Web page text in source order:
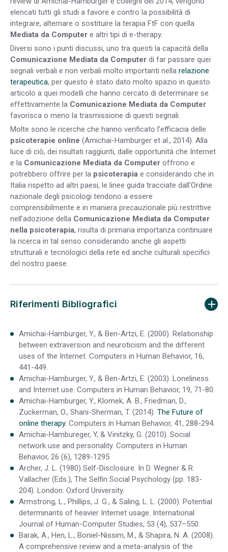
elencati tutti gli studi a favore e contro la possibilità di
integrare, alternare o sostituire la terapia FtF con quella
Mediata da Computer e altri tipi di e-therapy.
Diversi sono i punti discussi, uno tra questi la capacità della
Comunicazione Mediata da Computer di far passare quei
segnali verbali e non verbali molto importanti nella relazione
terapeutica, per questo è stato dato molto spazio in questo
articolo a quei modelli che hanno cercato di determinare se
effettivamente la Comunicazione Mediata da Computer
favorisca o meno la trasmissione di questi segnali.
Molte sono le ricerche che hanno verificato l’efficacia delle
psicoterapie online (Amichai-Hamburger et al., 2014). Alla
luce di ciò, dei risultati raggiunti, dalle opportunità che Internet
e la Comunicazione Mediata da Computer offrono e
potrebbero offrire per la psicoterapia e considerando che in
Italia rispetto ad altri paesi, le linee guida tracciate dall’Ordine
nazionale degli psicologi tendono a essere
comprensibilmente e in maniera precauzionale più restrittive
nell’adozione della Comunicazione Mediata da Computer
nella psicoterapia, risulta di primaria importanza continuare
la ricerca in tal senso considerando anche gli aspetti
strutturali e tecnologici della rete ed anche culturali specifici
del nostro paese.
Riferimenti Bibliografici
Amichai-Hamburger, Y., & Ben-Artzi, E. (2000). Relationship
between extraversion and neuroticism and the different
uses of the Internet. Computers in Human Behavior, 16,
441-449.
Amichai-Hamburger, Y., & Ben-Artzi, E. (2003). Loneliness
and Internet use. Computers in Human Behavior, 19, 71-80.
Amichai-Hamburger, Y., Klomek, A. B., Friedman, D.,
Zuckerman, O., Shani-Sherman, T. (2014). The Future of
online therapy. Computers in Human Behavior, 41, 288-294.
Amichai-Hambureger, Y, & Vinitzky, G. (2010). Social
network use and personality. Computers in Human
Behavior, 26 (6), 1289-1295
Archer, J. L. (1980) Self-Disclosure. In D. Wegner & R.
Vallacher (Eds.), The Selfin Social Psychology (pp. 183-
204). London: Oxford University.
Armstrong, L., Phillips, J. G., & Saling, L. L. (2000). Potential
determinants of heavier Internet usage. International
Journal of Human-Computer Studies, 53 (4), 537–550.
Barak, A., Hen, L., Boniel-Nissim, M., & Shapira, N. A. (2008).
A comprehensive review and a meta-analysis of the